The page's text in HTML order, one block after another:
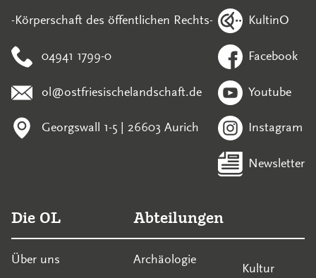
-Körperschaft des öffentlichen Rechts-
04941 1799-0
ol@ostfriesischelandschaft.de
Georgswall 1-5 | 26603 Aurich
KultinO
Facebook
Youtube
Instagram
Newsletter
Die OL
Über uns
Abteilungen
Archäologie
Kultur